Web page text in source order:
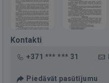
Kontakti
+371 *** *** 31
Piedāvāt pasūtījumu